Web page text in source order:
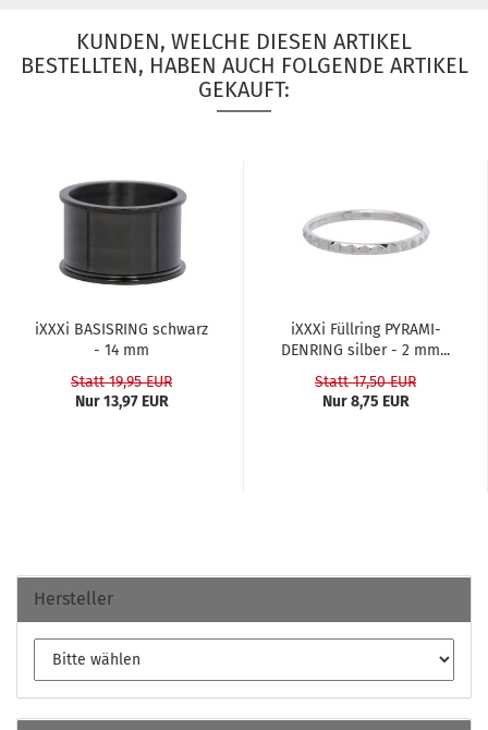
KUNDEN, WELCHE DIESEN ARTIKEL
BESTELLTEN, HABEN AUCH FOLGENDE ARTIKEL
GEKAUFT:
iXXXi BA­SIS­RING schwarz
- 14 mm
Statt 19,95 EUR
Nur 13,97 EUR
iXXXi Füll­ring PY­RA­MI­
DEN­RING sil­ber - 2 mm...
Statt 17,50 EUR
Nur 8,75 EUR
Hersteller